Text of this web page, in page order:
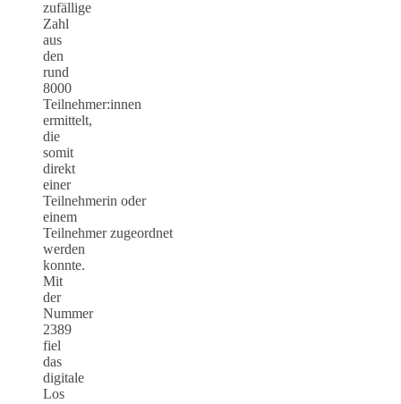
zufällige
Zahl
aus
den
rund
8000
Teilnehmer:innen
ermittelt,
die
somit
direkt
einer
Teilnehmerin oder
einem
Teilnehmer zugeordnet
werden
konnte.
Mit
der
Nummer
2389
fiel
das
digitale
Los